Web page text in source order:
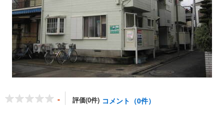
- 評価(0件) コメント（0件）